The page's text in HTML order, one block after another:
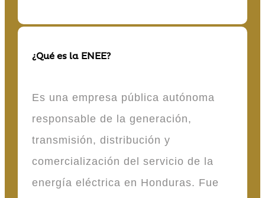
¿Qué es la ENEE?
Es una empresa pública autónoma
responsable de la generación,
transmisión, distribución y
comercialización del servicio de la
energía eléctrica en Honduras. Fue